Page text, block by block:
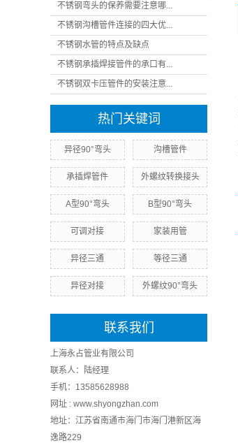
不锈钢弯头的保养需要注意哪...
不锈钢沟槽管件连接的四大优...
不锈钢水管的特点及缺点
不锈钢承插焊接管件的承口有...
不锈钢双卡压管件的安装注意...
热门关键词
异径90°弯头 沟槽管件
承插焊管件 外螺纹转换接头
A型90°弯头 B型90°弯头
可调对接 家装用管
异径三通 等径三通
异径对接 外螺纹90°弯头
联系我们
上海永占管业有限公司
联系人：陆经理
手机：13585628988
网址 : www.shyongzhan.com
地址：江苏省南通市海门市海门港新区海
逸路229